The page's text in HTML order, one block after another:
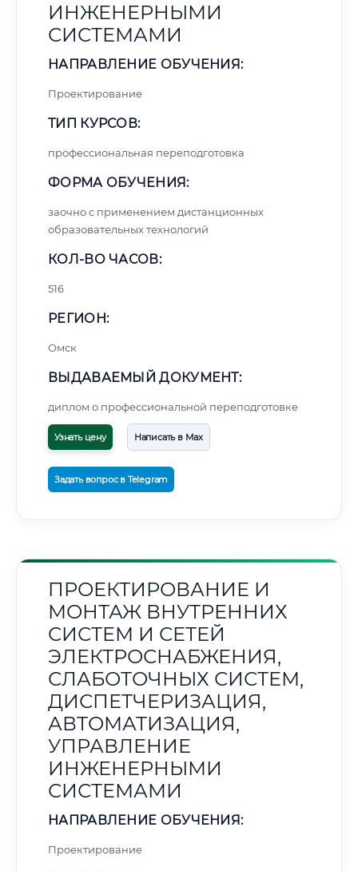
ИНЖЕНЕРНЫМИ
СИСТЕМАМИ
НАПРАВЛЕНИЕ ОБУЧЕНИЯ:
Проектирование
ТИП КУРСОВ:
профессиональная переподготовка
ФОРМА ОБУЧЕНИЯ:
заочно с применением дистанционных
образовательных технологий
КОЛ-ВО ЧАСОВ:
516
РЕГИОН:
Омск
ВЫДАВАЕМЫЙ ДОКУМЕНТ:
диплом о профессиональной переподготовке
Узнать цену Написать в Max
Задать вопрос в Telegram
ПРОЕКТИРОВАНИЕ И
МОНТАЖ ВНУТРЕННИХ
СИСТЕМ И СЕТЕЙ
ЭЛЕКТРОСНАБЖЕНИЯ,
СЛАБОТОЧНЫХ СИСТЕМ,
ДИСПЕТЧЕРИЗАЦИЯ,
АВТОМАТИЗАЦИЯ,
УПРАВЛЕНИЕ
ИНЖЕНЕРНЫМИ
СИСТЕМАМИ
НАПРАВЛЕНИЕ ОБУЧЕНИЯ:
Проектирование